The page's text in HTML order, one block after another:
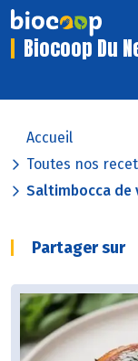
Biocoop Du
Accueil
Toutes nos
Saltimbocca de
Partager sur